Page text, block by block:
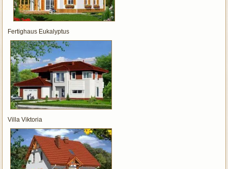
Fertighaus Eukalyptus
Villa Viktoria